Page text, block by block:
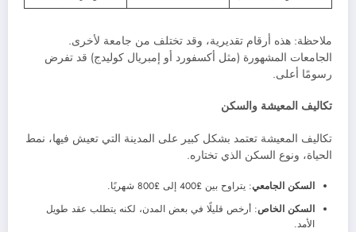
ملاحظة: هذه أرقام تقديرية، وقد تختلف من جامعة لأخرى.
الجامعات المشهورة (مثل أكسفورد أو إمبريال كوليدج) قد تفرض
رسومًا أعلى.
تكاليف المعيشة والسكن
تكاليف المعيشة تعتمد بشكل كبير على المدينة التي تعيش فيها، نمط
الحياة، ونوع السكن الذي تختاره.
السكن الجامعي: يتراوح بين £400 إلى £800 شهريًا.
السكن الخاص: أرخص قليلًا في بعض المدن، لكنه يتطلب عقد طويل
الأمد.